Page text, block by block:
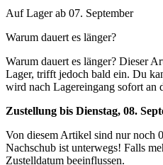
Auf Lager ab 07. September
Warum dauert es länger?
Warum dauert es länger? Dieser
Lager, trifft jedoch bald ein. Du
wird nach Lagereingang sofort an
Zustellung bis Dienstag, 08.
Von diesem Artikel sind nur noch
Nachschub ist unterwegs! Falls
Zustelldatum beeinflussen.